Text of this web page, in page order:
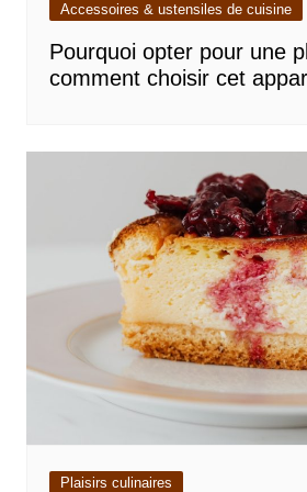
Accessoires & ustensiles de cuisine
Pourquoi opter pour une
comment choisir cet
Plaisirs culinaires